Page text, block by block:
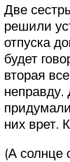
Две
решили
отпуска
будет
вторая
неправду.
них врет.
(А солнце